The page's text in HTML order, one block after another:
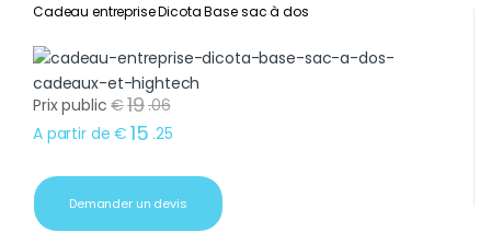
Cadeau entreprise Dicota Base sac à dos
Prix public €19.06
A partir de € 15 .25
Demander un devis